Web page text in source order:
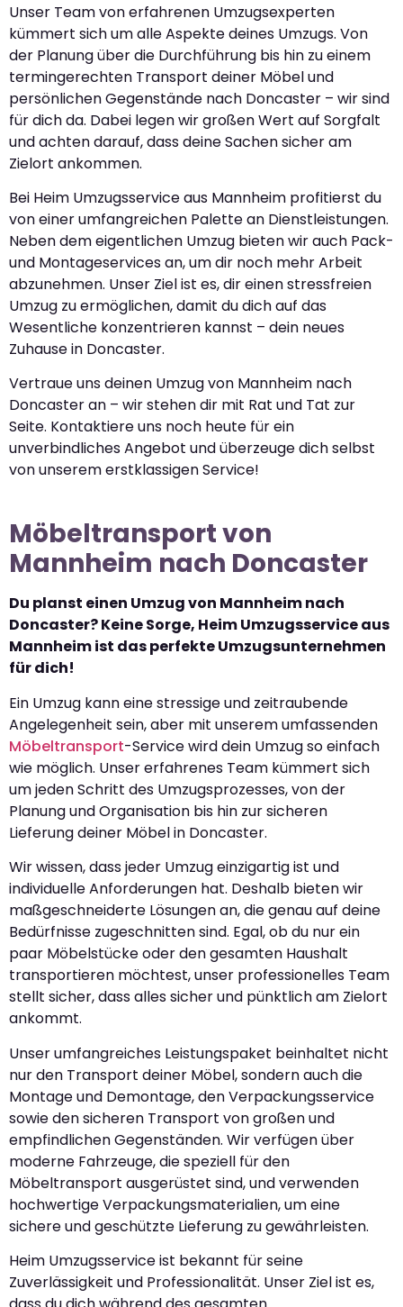
Unser Team von erfahrenen Umzugsexperten
kümmert sich um alle Aspekte deines Umzugs. Von
der Planung über die Durchführung bis hin zu einem
termingerechten Transport deiner Möbel und
persönlichen Gegenstände nach Doncaster – wir sind
für dich da. Dabei legen wir großen Wert auf Sorgfalt
und achten darauf, dass deine Sachen sicher am
Zielort ankommen.
Bei Heim Umzugsservice aus Mannheim profitierst du
von einer umfangreichen Palette an Dienstleistungen.
Neben dem eigentlichen Umzug bieten wir auch Pack-
und Montageservices an, um dir noch mehr Arbeit
abzunehmen. Unser Ziel ist es, dir einen stressfreien
Umzug zu ermöglichen, damit du dich auf das
Wesentliche konzentrieren kannst – dein neues
Zuhause in Doncaster.
Vertraue uns deinen Umzug von Mannheim nach
Doncaster an – wir stehen dir mit Rat und Tat zur
Seite. Kontaktiere uns noch heute für ein
unverbindliches Angebot und überzeuge dich selbst
von unserem erstklassigen Service!
Möbeltransport von
Mannheim nach Doncaster
Du planst einen Umzug von Mannheim nach
Doncaster? Keine Sorge, Heim Umzugsservice aus
Mannheim ist das perfekte Umzugsunternehmen
für dich!
Ein Umzug kann eine stressige und zeitraubende
Angelegenheit sein, aber mit unserem umfassenden
Möbeltransport-Service wird dein Umzug so einfach
wie möglich. Unser erfahrenes Team kümmert sich
um jeden Schritt des Umzugsprozesses, von der
Planung und Organisation bis hin zur sicheren
Lieferung deiner Möbel in Doncaster.
Wir wissen, dass jeder Umzug einzigartig ist und
individuelle Anforderungen hat. Deshalb bieten wir
maßgeschneiderte Lösungen an, die genau auf deine
Bedürfnisse zugeschnitten sind. Egal, ob du nur ein
paar Möbelstücke oder den gesamten Haushalt
transportieren möchtest, unser professionelles Team
stellt sicher, dass alles sicher und pünktlich am Zielort
ankommt.
Unser umfangreiches Leistungspaket beinhaltet nicht
nur den Transport deiner Möbel, sondern auch die
Montage und Demontage, den Verpackungsservice
sowie den sicheren Transport von großen und
empfindlichen Gegenständen. Wir verfügen über
moderne Fahrzeuge, die speziell für den
Möbeltransport ausgerüstet sind, und verwenden
hochwertige Verpackungsmaterialien, um eine
sichere und geschützte Lieferung zu gewährleisten.
Heim Umzugsservice ist bekannt für seine
Zuverlässigkeit und Professionalität. Unser Ziel ist es,